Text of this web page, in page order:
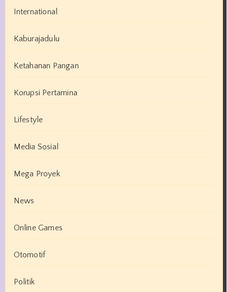
International
Kaburajadulu
Ketahanan Pangan
Korupsi Pertamina
Lifestyle
Media Sosial
Mega Proyek
News
Online Games
Otomotif
Politik